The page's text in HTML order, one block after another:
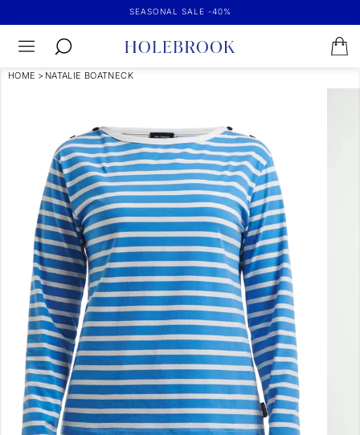
SEASONAL SALE -40%
HOME > NATALIE BOATNECK